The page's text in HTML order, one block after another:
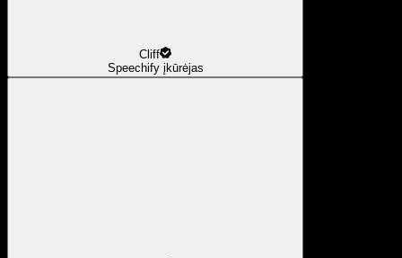
Cliff
Speechify įkūrėjas